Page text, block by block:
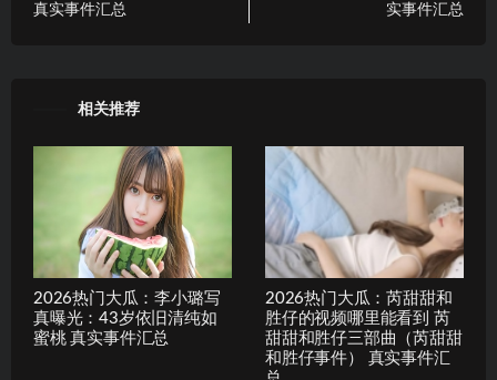
真实事件汇总
实事件汇总
相关推荐
2026热门大瓜：李小璐写
真曝光：43岁依旧清纯如
蜜桃 真实事件汇总
2026热门大瓜：芮甜甜和
胜仔的视频哪里能看到 芮
甜甜和胜仔三部曲（芮甜甜
和胜仔事件） 真实事件汇